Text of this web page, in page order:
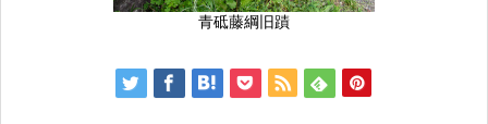
青砥藤綱旧蹟